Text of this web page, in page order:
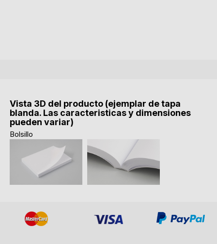
Vista 3D del producto (ejemplar de tapa
blanda. Las caracteristicas y dimensiones
pueden variar)
Bolsillo